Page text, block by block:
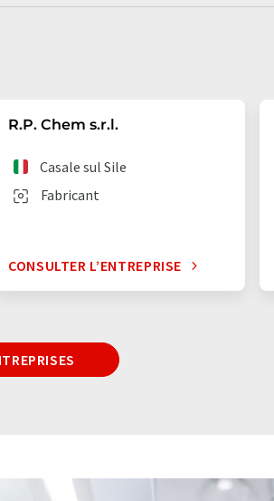
R.P. Chem s.r.l.
Fabricant
Casale sul Sile
CONSULTER L’ENTREPRISE